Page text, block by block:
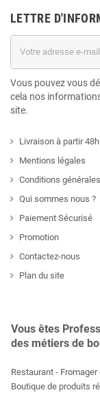
LETTRE
Vous pouvez vous
cela nos
site.
Livraison à partir 48h
Mentions légales
Conditions
Qui sommes nous ?
Paiement Sécurisé
Promotion
Contactez-nous
Plan du site
Vous êtes
des métiers de
Restaurant - Fromager
Boutique de produits